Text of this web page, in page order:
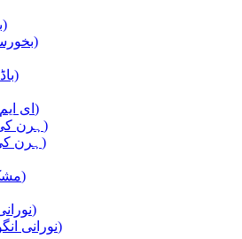
Bakhoor Dan (بخوردان)
Bakhoor Sticks (بخورسٹکس)
Body Sprays (باڈی سپرے)
EMF Meter (ای ایم ایف میٹر)
Hiran Ki Jhilli (ہرن کی جھلی)
Hiran Ki Khal (ہرن کی کھال)
Mushk-e-Nafa (مشک نافہ)
Nurani Payalay (نورانی پیالے)
Nurani Anghooti (نورانی انگوٹھی)